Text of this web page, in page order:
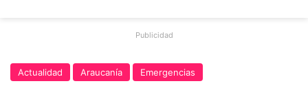
Publicidad
Actualidad Araucanía Emergencias